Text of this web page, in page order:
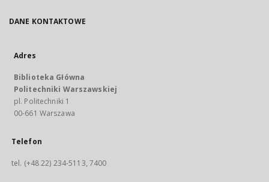
DANE KONTAKTOWE
Adres
Biblioteka Główna
Politechniki Warszawskiej
pl. Politechniki 1
00-661 Warszawa
Telefon
tel. (+48 22) 234-5113, 7400